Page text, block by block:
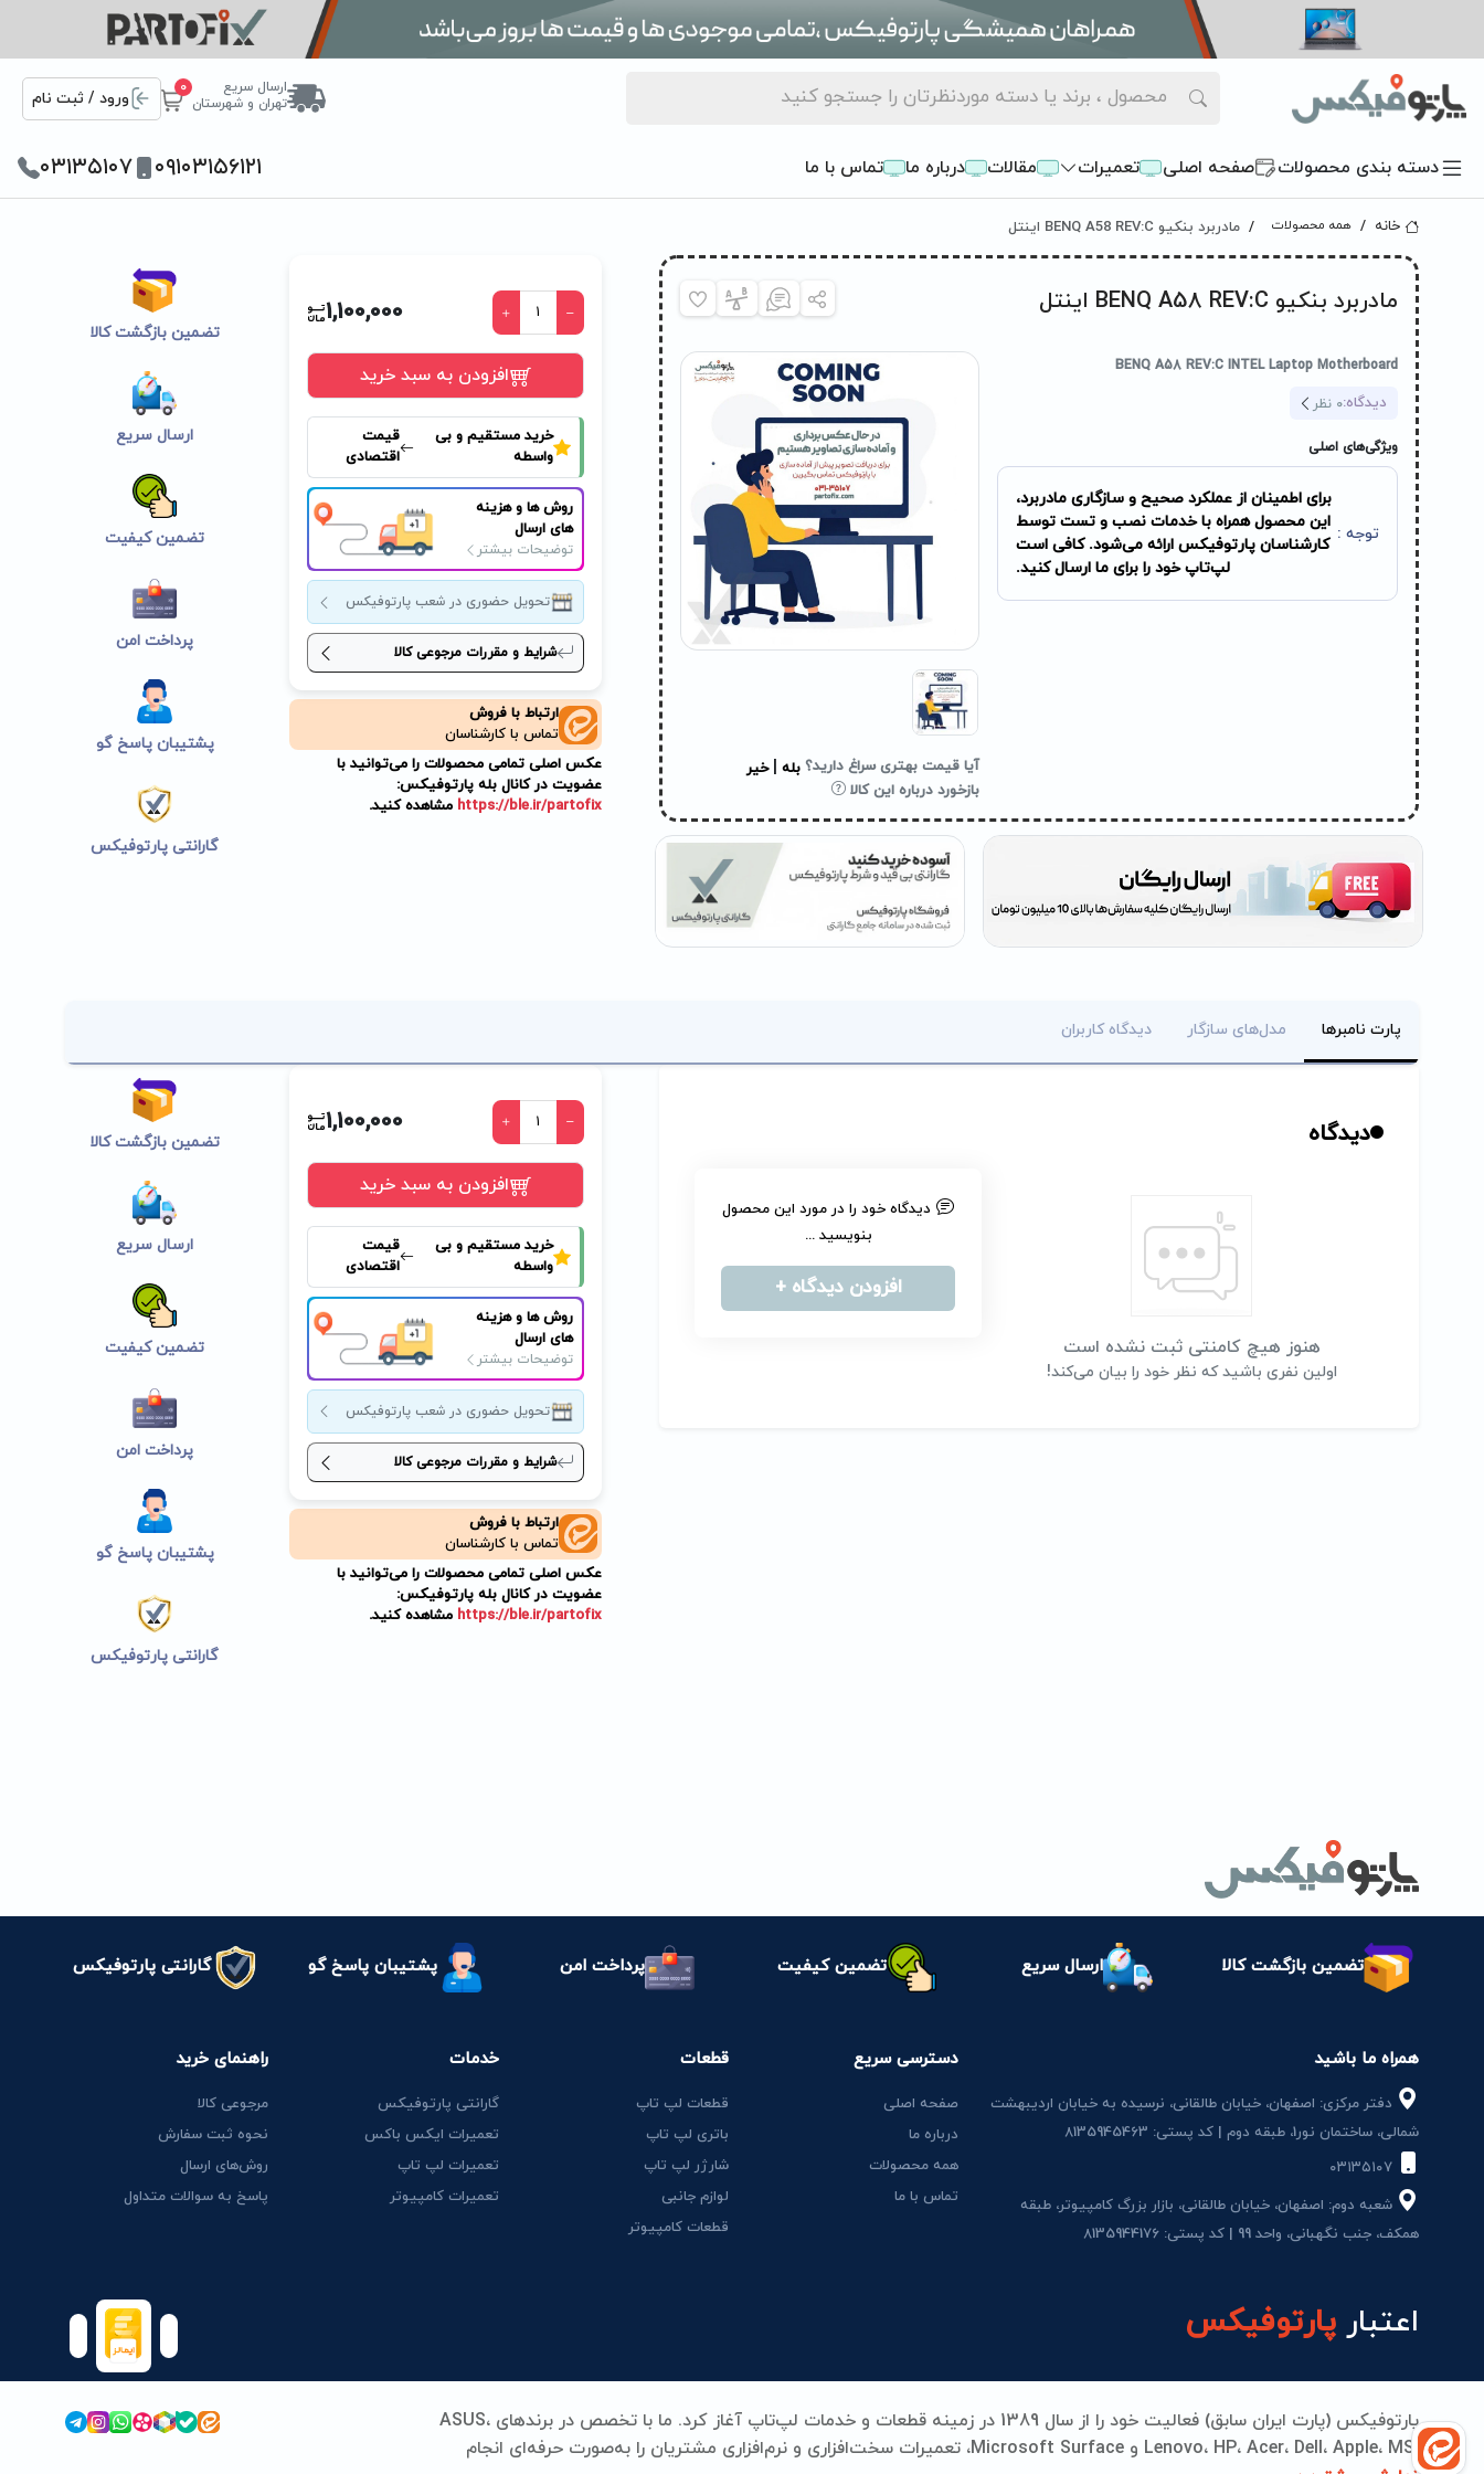
ارسال سریع
تهران و شهرستان
0
ورود / ثبت نام
دسته بندی محصولات صفحه اصلی تعمیرات مقالات درباره ما تماس با ما ۰۹۱۰۳۱۵۶۱۲۱ ۰۳۱۳۵۱۰۷
خانه همه محصولات مادربرد بنکیو BENQ A58 REV:C اینتل
مادربرد بنکیو BENQ A58 REV:C اینتل
BENQ A58 REV:C INTEL Laptop Motherboard
دیدگاه:0 نظر
ویژگی‌های اصلی
توجه :
برای اطمینان از عملکرد صحیح و سازگاری مادربرد،
این محصول همراه با خدمات نصب و تست توسط
کارشناسان پارتوفیکس ارائه می‌شود. کافی است
لپ‌تاپ خود را برای ما ارسال کنید.
آیا قیمت بهتری سراغ دارید؟ بله
خیر
بازخورد درباره این کالا
1,100,000
افزودن به سبد خرید
خرید مستقیم و بی
واسطه
قیمت
اقتصادی
روش ها و هزینه
های ارسال
توضیحات بیشتر
تحویل حضوری در شعب پارتوفیکس
شرایط و مقررات مرجوعی کالا
ارتباط با فروش
تماس با کارشناسان
عکس اصلی تمامی محصولات را می‌توانید با
عضویت در کانال بله پارتوفیکس:
https://ble.ir/partofix مشاهده کنید.
تضمین بازگشت کالا
ارسال سریع
تضمین کیفیت
پرداخت امن
پشتیبان پاسخ گو
گارانتی پارتوفیکس
پارت نامبرها مدل‌های سازگار دیدگاه کاربران
1,100,000
افزودن به سبد خرید
خرید مستقیم و بی
واسطه
قیمت
اقتصادی
روش ها و هزینه
های ارسال
توضیحات بیشتر
تحویل حضوری در شعب پارتوفیکس
شرایط و مقررات مرجوعی کالا
ارتباط با فروش
تماس با کارشناسان
عکس اصلی تمامی محصولات را می‌توانید با
عضویت در کانال بله پارتوفیکس:
https://ble.ir/partofix مشاهده کنید.
تضمین بازگشت کالا
ارسال سریع
تضمین کیفیت
پرداخت امن
پشتیبان پاسخ گو
گارانتی پارتوفیکس
دیدگاه
هنوز هیچ کامنتی ثبت نشده است
اولین نفری باشید که نظر خود را بیان می‌کند!
دیدگاه خود را در مورد این محصول
بنویسید ...
افزودن دیدگاه +
تضمین بازگشت کالا ارسال سریع تضمین کیفیت پرداخت امن پشتیبان پاسخ گو گارانتی پارتوفیکس
همراه ما باشید
دفتر مرکزی: اصفهان، خیابان طالقانی، نرسیده به خیابان اردیبهشت
شمالی، ساختمان نور1، طبقه دوم | کد پستی: 8135945463
۰۳۱۳۵۱۰۷
شعبه دوم: اصفهان، خیابان طالقانی، بازار بزرگ کامپیوتر، طبقه
همکف، جنب نگهبانی، واحد 99 | کد پستی: 8135944176
دسترسی سریع
صفحه اصلی
درباره ما
همه محصولات
تماس با ما
قطعات
قطعات لپ تاپ
باتری لپ تاپ
شارژر لپ تاپ
لوازم جانبی
قطعات کامپیوتر
خدمات
گارانتی پارتوفیکس
تعمیرات ایکس باکس
تعمیرات لپ تاپ
تعمیرات کامپیوتر
راهنمای خرید
مرجوعی کالا
نحوه ثبت سفارش
روش‌های ارسال
پاسخ به سوالات متداول
اعتبارپارتوفیکس
پارتوفیکس (پارت ایران سابق) فعالیت خود را از سال 1389 در زمینه قطعات و خدمات لپ‌تاپ آغاز کرد. ما با تخصص در برندهای ASUS،
Lenovo، HP، Acer، Dell، Apple، MSI و Microsoft Surface، تعمیرات سخت‌افزاری و نرم‌افزاری مشتریان را به‌صورت حرفه‌ای انجام